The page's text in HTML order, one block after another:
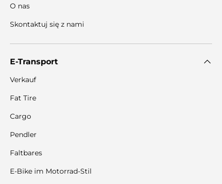
O nas
Skontaktuj się z nami
E-Transport
Verkauf
Fat Tire
Cargo
Pendler
Faltbares
E-Bike im Motorrad-Stil